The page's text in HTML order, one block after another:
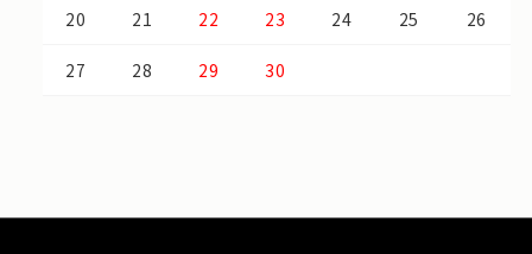
20 21 22 23 24 25 26
27 28 29 30